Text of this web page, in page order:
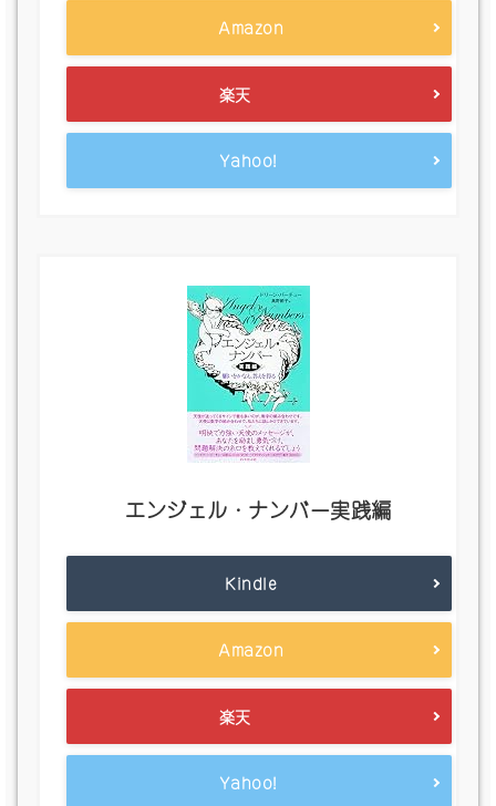
Amazon
楽天
Yahoo!
エンジェル・ナンバー実践編
Kindle
Amazon
楽天
Yahoo!